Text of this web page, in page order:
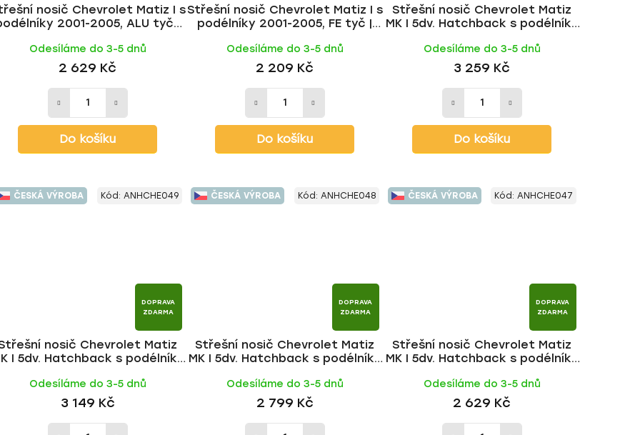
nosič Chevrolet Matiz I s
2001-2005, ALU tyč |
Odesíláme do 3-5 dnů
2 629 Kč
Do košíku
Střešní nosič Chevrolet Matiz I s
podélníky 2001-2005, FE tyč |
Odesíláme do 3-5 dnů
2 209 Kč
Do košíku
Střešní nosič Chevrolet Matiz
MK I 5dv. Hatchback s podélníky
HAKR
Odesíláme do 3-5 dnů
3 259 Kč
Do košíku
ČESKÁ VÝROBA
DOPRAVA
ZDARMA
nosič Chevrolet Matiz
I 5dv. Hatchback s podélníky
Odesíláme do 3-5 dnů
3 149 Kč
Kód: ANHCHE049 ČESKÁ VÝROBA
DOPRAVA
ZDARMA
Střešní nosič Chevrolet Matiz
MK I 5dv. Hatchback s podélníky
HAKR
Odesíláme do 3-5 dnů
2 799 Kč
Kód: ANHCHE048 ČESKÁ VÝROBA
DOPRAVA
ZDARMA
Střešní nosič Chevrolet Matiz
MK I 5dv. Hatchback s podélníky
Odesíláme do 3-5 dnů
2 629 Kč
Kód: ANHCHE047